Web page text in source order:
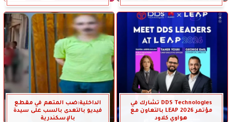
DDS Technologies تشارك في
مؤتمر LEAP 2026 بالتعاون مع
هواوي كلاود
الداخلية:ضب المتهم في مقطع
فيديو بالتعدى بالسب على سيدة
بالإسكندرية